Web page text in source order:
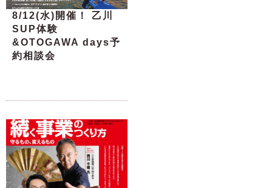
8/12(水)開催！ 乙川
SUP体験
&OTOGAWA days予
約相談会